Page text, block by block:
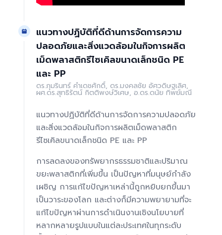
แนวทางปฏิบัติที่ดีด้านการจัดการความ
ปลอดภัยและสิ่งแวดล้อมในกิจการผลิต
เม็ดพลาสติกรีไซเคิลขนาดเล็กชนิด PE
และ PP
ดร.ภุมรินทร์ คำเดชศักดิ์, ดร.มงคลชัย อัศวดิษฐเลิศ,
ผศ.ดร.สุทธิรัตน์ กิตติพงษ์วิเศษ, อ.ดร.ดนัย ทิพย์มณี
แนวทางปฏิบัติที่ดีด้านการจัดการความปลอดภัย
และสิ่งแวดล้อมในกิจการผลิตเม็ดพลาสติก
รีไซเคิลขนาดเล็กชนิด PE และ PP
การลดลงของทรัพยากรธรรมชาติและปริมาณ
ขยะพลาสติกที่เพิ่มขึ้น เป็นปัญหาที่มนุษย์กำลัง
เผชิญ การแก้ไขปัญหาเหล่านี้ถูกหยิบยกขึ้นมา
เป็นวาระของโลก และต่างก็มีความพยายามที่จะ
แก้ไขปัญหาผ่านการดำเนินงานเชิงนโยบายที่
หลากหลายรูปแบบในแต่ละประเทศในทุกระดับ